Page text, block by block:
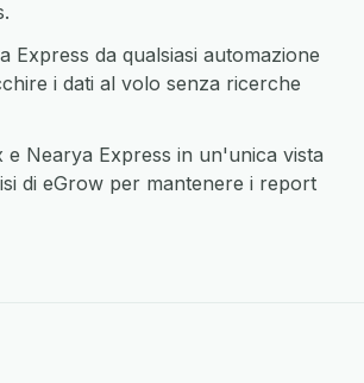
Express da qualsiasi automazione
i dati al volo senza ricerche
Nearya Express in un'unica vista
di eGrow per mantenere i report